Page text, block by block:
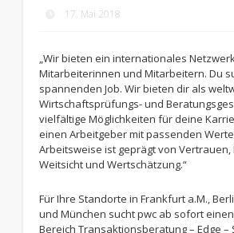
17. Mai 2018
„Wir bieten ein internationales
Mitarbeiterinnen und Mitarbeitern. Du
spannenden Job. Wir bieten dir als
Wirtschaftsprüfungs- und
vielfältige Möglichkeiten für deine
einen Arbeitgeber mit passenden
Arbeitsweise ist geprägt von Vertrauen,
Weitsicht und Wertschätzung.“
Für Ihre Standorte in Frankfurt a.M.,
und München sucht pwc ab sofort
Bereich Transaktionsberatung – Edge –